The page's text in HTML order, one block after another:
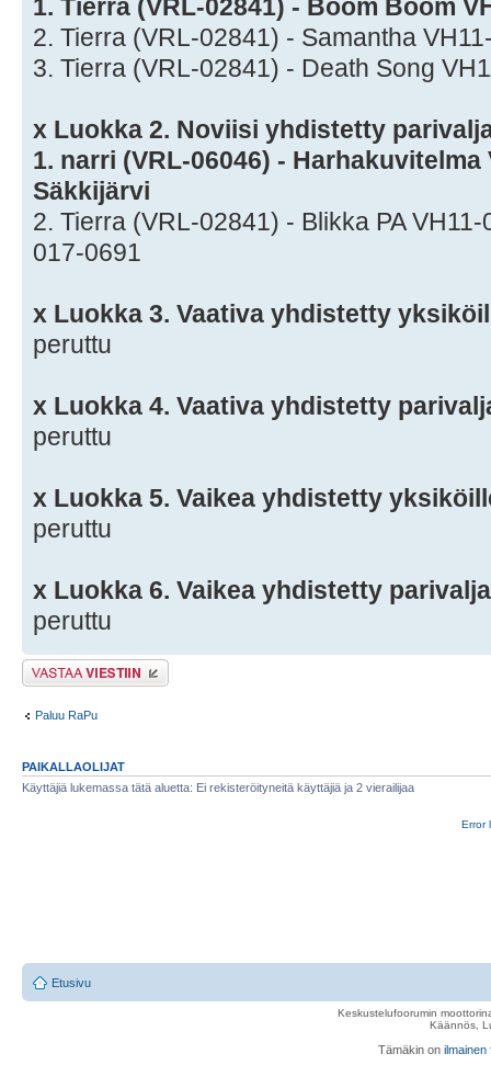
1. Tierra (VRL-02841) - Boom Boom
2. Tierra (VRL-02841) - Samantha
3. Tierra (VRL-02841) - Death Song
x Luokka 2. Noviisi yhdistetty
1. narri (VRL-06046) - Harhakuvitelma
Säkkijärvi
2. Tierra (VRL-02841) - Blikka PA
017-0691
x Luokka 3. Vaativa yhdistetty
peruttu
x Luokka 4. Vaativa yhdistetty
peruttu
x Luokka 5. Vaikea yhdistetty
peruttu
x Luokka 6. Vaikea yhdistetty
peruttu
Lähetä vastaus
Paluu RaPu
PAIKALLAOLIJAT
Käyttäjiä lukemassa tätä aluetta: Ei rekisteröityneitä käyttäjiä ja 2 vierailijaa
Error
Etusivu
Keskustelufoorumin
Käännös,
Tämäkin on ilmainen